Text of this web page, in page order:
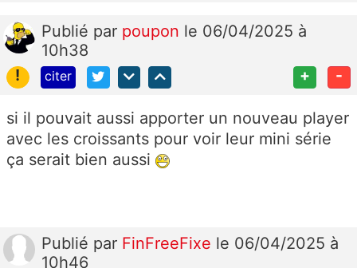
Publié par poupon le 06/04/2025 à
10h38
!
citer + -
si il pouvait aussi apporter un nouveau player
avec les croissants pour voir leur mini série
ça serait bien aussi
Publié par FinFreeFixe le 06/04/2025 à
10h46